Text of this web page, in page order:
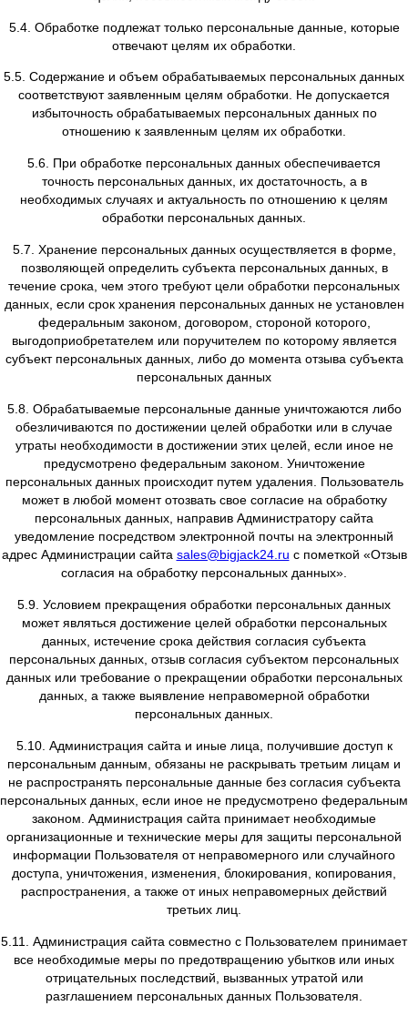
(распространение, предоставление, доступ),
блокирование, удаление, уничтожение персональных
том числе в информационных системах персональных
использованием средств автоматизации или без
таких средств. Обработка персональных данных
осуществляется в соответствии с Федеральным
27.07.2006 N 152-ФЗ "О персональных
4.5. Администрация Сайта принимает
организационные и технические меры для защиты
информации Пользователя от неправомерного или
распространения, а также от иных неправомерных
третьих лиц.
4.6. Администрация Сайта совместно с Пользователем
все необходимые меры по предотвращению убытков
отрицательных последствий, вызванных утратой
разглашением персональных данных
5. СПОСОБЫ И СРОКИ ОБРАБОТКИ
ИНФОРМАЦИИ
5.1. Обработка персональных данных
осуществляется на законной основе.
5.2. Обработка персональных данных
достижением конкретных, заранее определенных и
целей. Не допускается обработка персональных
несовместимая с целями сбора персональных
5.3. Не допускается объединение баз данных,
персональные данные, обработка которых
целях, несовместимых между собой.
5.4. Обработке подлежат только персональные
отвечают целям их обработки.
5.5. Содержание и объем обрабатываемых
соответствуют заявленным целям обработки. Не
избыточность обрабатываемых персональных
отношению к заявленным целям их обработки.
5.6. При обработке персональных данных
точность персональных данных, их
необходимых случаях и актуальность по отношению
обработки персональных данных.
5.7. Хранение персональных данных осуществляется
позволяющей определить субъекта персональных